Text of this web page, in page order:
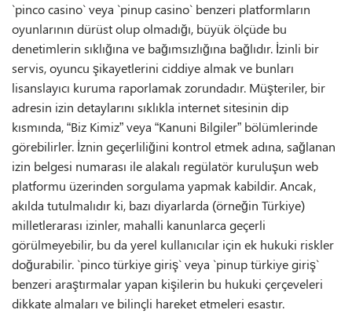
`pinco casino` veya `pinup casino` benzeri platformların
oyunlarının dürüst olup olmadığı, büyük ölçüde bu
denetimlerin sıklığına ve bağımsızlığına bağlıdır. İzinli bir
servis, oyuncu şikayetlerini ciddiye almak ve bunları
lisanslayıcı kuruma raporlamak zorundadır. Müşteriler, bir
adresin izin detaylarını sıklıkla internet sitesinin dip
kısmında, “Biz Kimiz” veya “Kanuni Bilgiler” bölümlerinde
görebilirler. İznin geçerliliğini kontrol etmek adına, sağlanan
izin belgesi numarası ile alakalı regülatör kuruluşun web
platformu üzerinden sorgulama yapmak kabildir. Ancak,
akılda tutulmalıdır ki, bazı diyarlarda (örneğin Türkiye)
milletlerarası izinler, mahalli kanunlarca geçerli
görülmeyebilir, bu da yerel kullanıcılar için ek hukuki riskler
doğurabilir. `pinco türkiye giriş` veya `pinup türkiye giriş`
benzeri araştırmalar yapan kişilerin bu hukuki çerçeveleri
dikkate almaları ve bilinçli hareket etmeleri esastır.